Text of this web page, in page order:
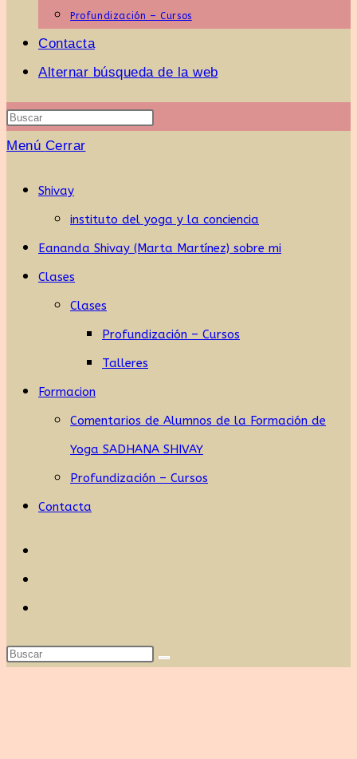
Profundización – Cursos
Contacta
Alternar búsqueda de la web
Menú Cerrar
Shivay
instituto del yoga y la conciencia
Eananda Shivay (Marta Martínez) sobre mi
Clases
Clases
Profundización – Cursos
Talleres
Formacion
Comentarios de Alumnos de la Formación de
Yoga SADHANA SHIVAY
Profundización – Cursos
Contacta